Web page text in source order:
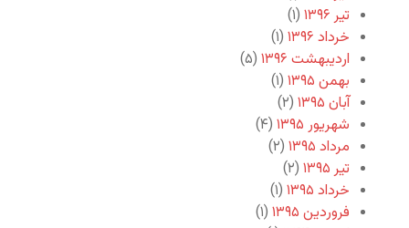
تیر ۱۳۹۶
(۱)
خرداد ۱۳۹۶
(۱)
اردیبهشت ۱۳۹۶
(۵)
بهمن ۱۳۹۵
(۱)
آبان ۱۳۹۵
(۲)
شهریور ۱۳۹۵
(۴)
مرداد ۱۳۹۵
(۲)
تیر ۱۳۹۵
(۲)
خرداد ۱۳۹۵
(۱)
فروردین ۱۳۹۵
(۱)